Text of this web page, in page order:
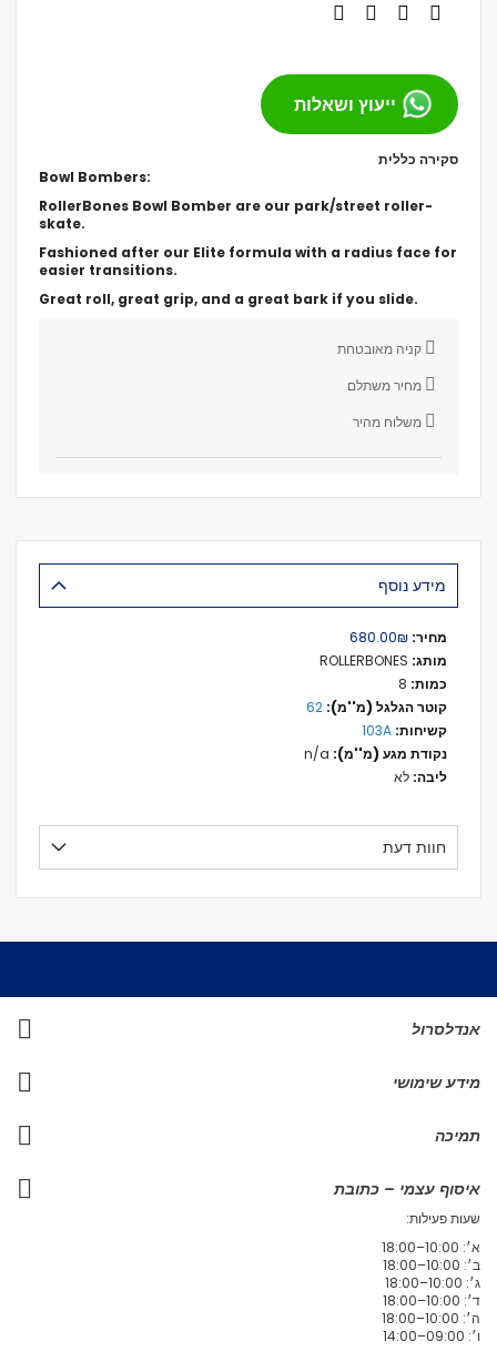
ייעוץ ושאלות
סקירה כללית
Bowl Bombers:
RollerBones Bowl Bomber are our park/street roller-
skate.
Fashioned after our Elite formula with a radius face for
easier transitions.
Great roll, great grip, and a great bark if you slide.
קניה מאובטחת
מחיר משתלם
משלוח מהיר
מידע נוסף
מידע
נוסף
₪‏680.00
62
103A
לא
חוות דעת
אנדלסרול
מידע שימושי
תמיכה
איסוף עצמי – כתובת
שעות פעילות:
א׳: 10:00–18:00
ב׳: 10:00–18:00
ג׳: 10:00–18:00
ד׳: 10:00–18:00
ה׳: 10:00–18:00
ו׳: 09:00–14:00